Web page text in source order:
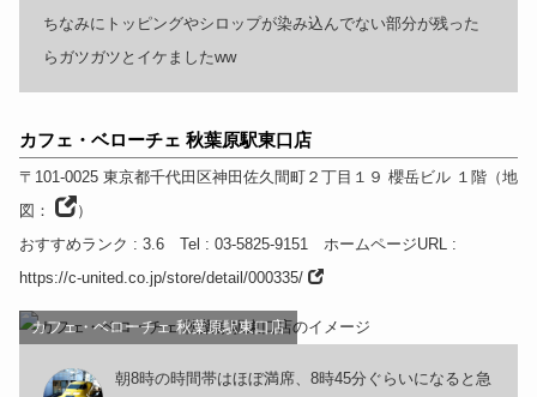
ちなみにトッピングやシロップが染み込んでない部分が残った
らガツガツとイケましたww
カフェ・ベローチェ 秋葉原駅東口店
〒101-0025 東京都千代田区神田佐久間町２丁目１９ 櫻岳ビル １階（地
図：
）
おすすめランク : 3.6 Tel : 03-5825-9151 ホームページURL:
https://c-united.co.jp/store/detail/000335/
カフェ・ベローチェ 秋葉原駅東口店
朝8時の時間帯はほぼ満席、8時45分ぐらいになると急